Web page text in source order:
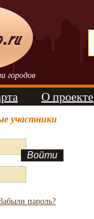
городов
О проекте
участники
пароль?